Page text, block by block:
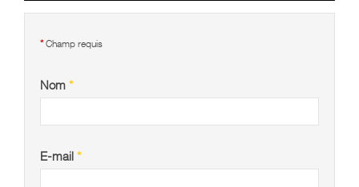
*Champ requis
Nom *
E-mail *